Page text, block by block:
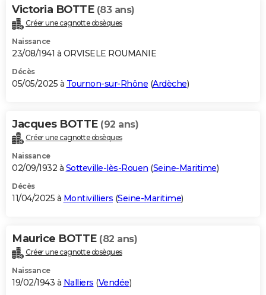
Victoria BOTTE (83 ans)
Créer une cagnotte obsèques
Naissance
23/08/1941 à ORVISELE ROUMANIE
Décès
05/05/2025 à Tournon-sur-Rhône (Ardèche)
Jacques BOTTE (92 ans)
Créer une cagnotte obsèques
Naissance
02/09/1932 à Sotteville-lès-Rouen (Seine-Maritime)
Décès
11/04/2025 à Montivilliers (Seine-Maritime)
Maurice BOTTE (82 ans)
Créer une cagnotte obsèques
Naissance
19/02/1943 à Nalliers (Vendée)